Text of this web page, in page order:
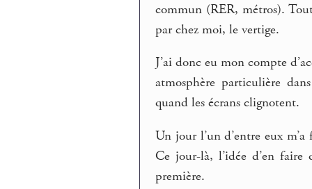
commun (RER, métros).
par chez moi, le vertige.
J’ai donc eu mon compte
atmosphère particulière
quand les écrans clignotent.
Un jour l’un d’entre eux
Ce jour-là, l’idée d’en
première.